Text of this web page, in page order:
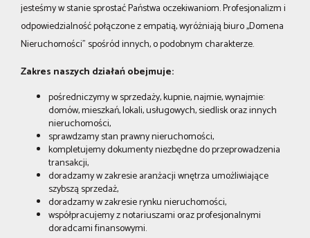
jesteśmy w stanie sprostać Państwa oczekiwaniom. Profesjonalizm i
odpowiedzialność połączone z empatią, wyróżniają biuro ,,Domena
Nieruchomości” spośród innych, o podobnym charakterze.
Zakres naszych działań obejmuje:
pośredniczymy w sprzedaży, kupnie, najmie, wynajmie:
domów, mieszkań, lokali, usługowych, siedlisk oraz innych
nieruchomości,
sprawdzamy stan prawny nieruchomości,
kompletujemy dokumenty niezbędne do przeprowadzenia
transakcji,
doradzamy w zakresie aranżacji wnętrza umożliwiające
szybszą sprzedaż,
doradzamy w zakresie rynku nieruchomości,
współpracujemy z notariuszami oraz profesjonalnymi
doradcami finansowymi.